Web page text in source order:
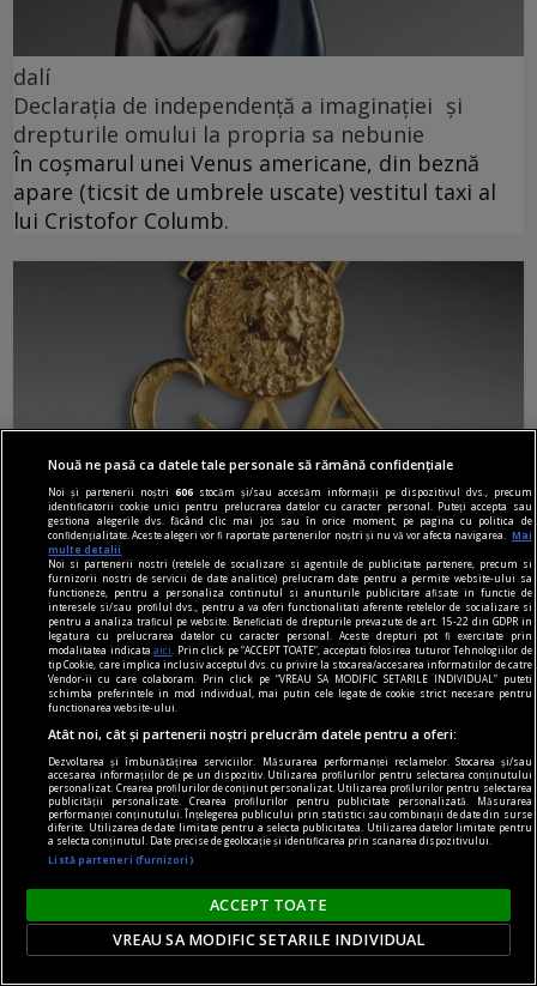
dalí
Declarația de independență a imaginației și
drepturile omului la propria sa nebunie
În coșmarul unei Venus americane, din beznă
apare (ticsit de umbrele uscate) vestitul taxi al
lui Cristofor Columb.
dalí
Gala
Numai Gala și Dalí sînt deghizați într‑o mitologie
deja indestructibilă.
Nouă ne pasă ca datele tale personale să rămână confidențiale
Noi și partenerii noștri606 stocăm și/sau accesăm informații pe dispozitivul dvs., precum
identificatorii cookie unici pentru prelucrarea datelor cu caracter personal. Puteți accepta sau
gestiona alegerile dvs. făcând clic mai jos sau în orice moment, pe pagina cu politica de
confidențialitate. Aceste alegeri vor fi raportate partenerilor noștri și nu vă vor afecta navigarea.
Mai
multe detalii
Noi si partenerii nostri (retelele de socializare si agentiile de publicitate partenere, precum si
furnizorii nostri de servicii de date analitice) prelucram date pentru a permite website-ului sa
functioneze, pentru a personaliza continutul si anunturile publicitare afisate in functie de
interesele si/sau profilul dvs., pentru a va oferi functionalitati aferente retelelor de socializare si
pentru a analiza traficul pe website. Beneficiati de drepturile prevazute de art. 15-22 din GDPR in
legatura cu prelucrarea datelor cu caracter personal. Aceste drepturi pot fi exercitate prin
modalitatea indicataaici
. Prin click pe “ACCEPT TOATE”, acceptati folosirea tuturor Tehnologiilor de
tip Cookie, care implica inclusiv acceptul dvs. cu privire la stocarea/accesarea informatiilor de catre
Vendor-ii cu care colaboram. Prin click pe “VREAU SA MODIFIC SETARILE INDIVIDUAL” puteti
schimba preferintele in mod individual, mai putin cele legate de cookie strict necesare pentru
functionarea website-ului.
Atât noi, cât și partenerii noștri prelucrăm datele pentru a oferi:
Dezvoltarea și îmbunătățirea serviciilor. Măsurarea performanței reclamelor. Stocarea și/sau
accesarea informațiilor de pe un dispozitiv. Utilizarea profilurilor pentru selectarea conținutului
personalizat. Crearea profilurilor de conținut personalizat. Utilizarea profilurilor pentru selectarea
publicității personalizate. Crearea profilurilor pentru publicitate personalizată. Măsurarea
performanței conținutului. Înțelegerea publicului prin statistici sau combinații de date din surse
diferite. Utilizarea de date limitate pentru a selecta publicitatea. Utilizarea datelor limitate pentru
a selecta conținutul. Date precise de geolocație și identificarea prin scanarea dispozitivului.
Listă parteneri (furnizori)
ACCEPT TOATE
VREAU SA MODIFIC SETARILE INDIVIDUAL